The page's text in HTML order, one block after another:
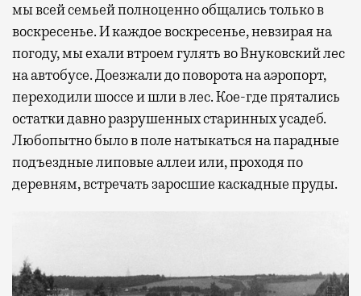
мы всей семьей полноценно общались только в
воскресенье. И каждое воскресенье, невзирая на
погоду, мы ехали втроем гулять во Внуковский лес
на автобусе. Доезжали до поворота на аэропорт,
переходили шоссе и шли в лес. Кое-где прятались
остатки давно разрушенных старинных усадеб.
Любопытно было в поле натыкаться на парадные
подъездные липовые аллеи или, проходя по
деревням, встречать заросшие каскадные пруды.